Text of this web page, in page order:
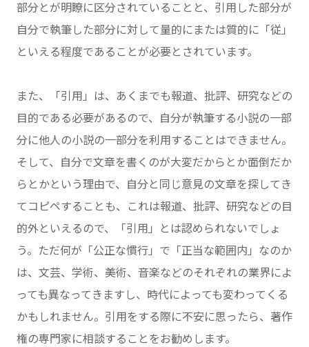
部分とが明瞭に区分されていることと、引用した部分が
自分で執筆した部分に対して量的にまたは質的に「従」
といえる程度であることが必要とされています。
また、「引用」は、あくまでも報道、批評、研究などの
目的である必要があるので、自分が執筆する小説の一部
分に他人の小説の一部分を利用することはできません。
そして、自分で文章を書くのが大変だからとか面倒だか
らとかという理由で、自分と同じ意見の文章を探してき
てコピペすることも、これは報道、批評、研究などの目
的外といえるので、「引用」とは認められないでしょ
う。ただ何が「公正な慣行」で「正当な範囲内」なのか
は、文芸、学術、美術、音楽などのそれぞれの業界によ
っても異なってきますし、時代によっても変わってくる
かもしれません。引用をする際に不安に思ったら、著作
権の専門家に相談することをお勧めします。